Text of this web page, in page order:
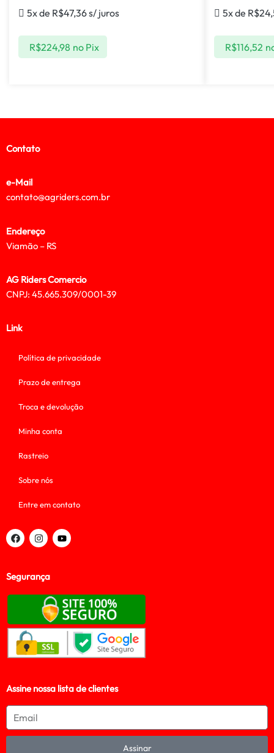
5x de R$47,36s/ juros
R$224,98 no Pix
5x de R$
R$116,52
Contato
e-Mail
contato@agriders.com.br
Endereço
Viamão – RS
AG Riders Comercio
CNPJ: 45.665.309/0001-39
Link
Política de privacidade
Prazo de entrega
Troca e devolução
Minha conta
Rastreio
Sobre nós
Entre em contato
Segurança
Assine nossa lista de clientes
Assinar